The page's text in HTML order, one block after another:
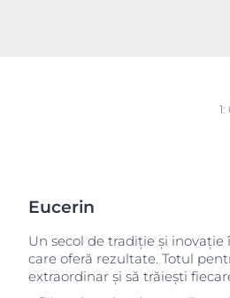
1:
Eucerin
Un secol de tradiție și
care oferă rezultate. Totul
extraordinar și să trăiești